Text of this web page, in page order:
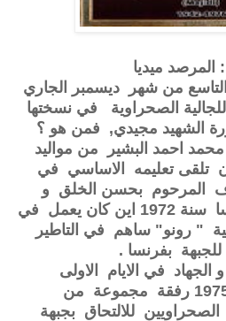
من شهر ديسمبر الجاري
الصحراوية في نسختها
دورة الشهيد مجيدي, فمن هو ؟
احمد البشير من مواليد
تلقى تعليمه الاساسي في
المرحوم بحسن الخلق و
التواضع , هاجر الى فرنسا سنة 1972 اين كان يعمل في
" رونو" ساهم في التاطير
بفرنسا .
الجهاد في الايام الاولى
منطلقا من فرنسا سنة 1975 رفقة مجموعة من
للالتحاق بجبهة